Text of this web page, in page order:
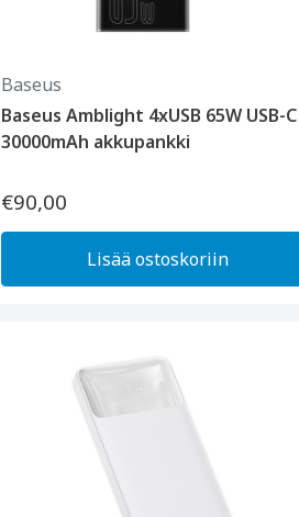
Baseus
Baseus Amblight 4xUSB 65W USB-C
30000mAh akkupankki
€90,00
Lisää ostoskoriin